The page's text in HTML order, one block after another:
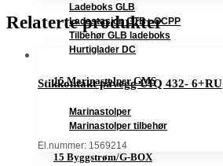
Ladeboks GLB
Ladestasjon GTB+ OCPP
Tilbehør GLB ladeboks
Hurtiglader DC
15 Marinastolper GMS
Marinastolper
Marinastolper tilbehør
15 Byggstrøm/G-BOX
Relaterte produkter
Stikkontakt påvegg UIQ 432- 6+RU
El.nummer: 1569214